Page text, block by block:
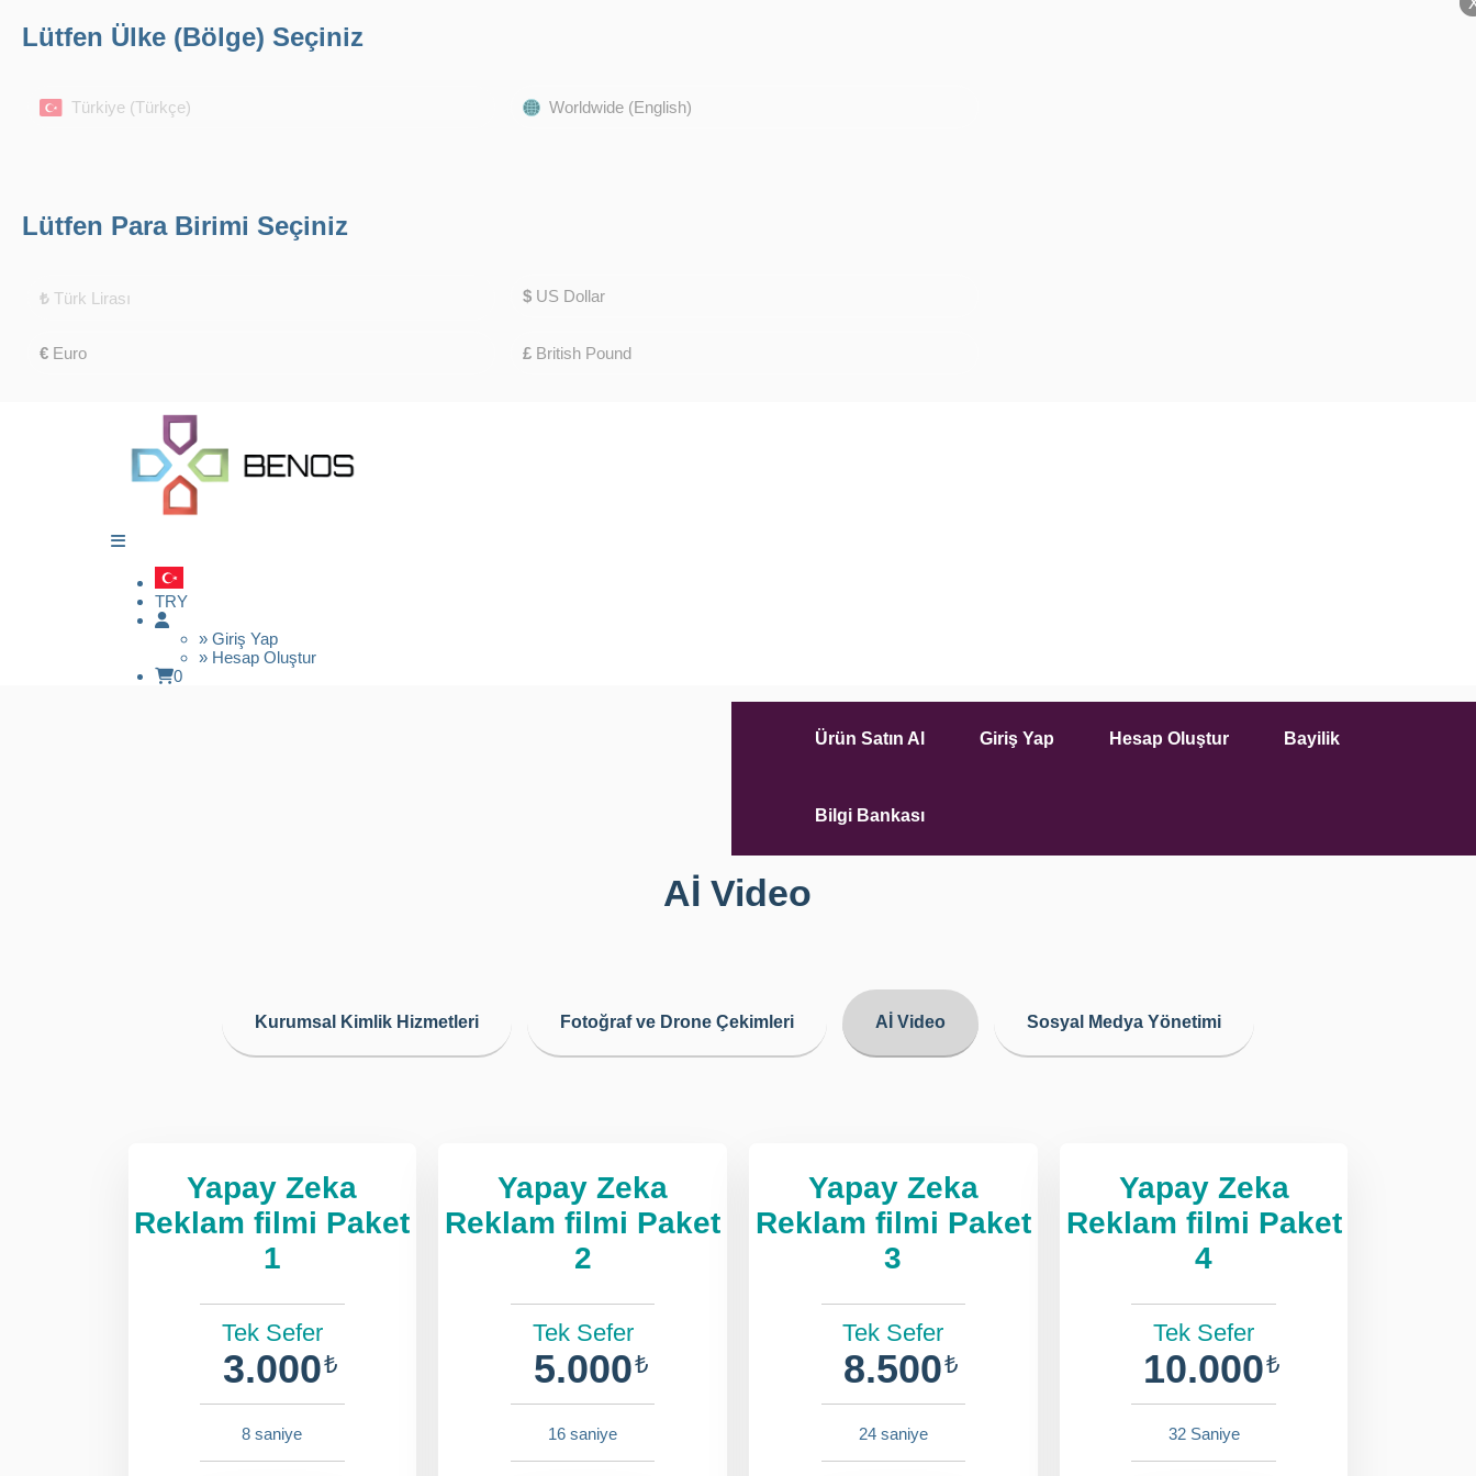
Lütfen Ülke (Bölge) Seçiniz
Türkiye (Türkçe) Worldwide (English)
Lütfen Para Birimi Seçiniz
₺ Türk Lirası $ US Dollar
€ Euro £ British Pound
TRY
» Giriş Yap
» Hesap Oluştur
0
Ürün Satın Al Giriş Yap Hesap Oluştur Bayilik
Bilgi Bankası
Aİ Video
Kurumsal Kimlik Hizmetleri Fotoğraf ve Drone Çekimleri Aİ Video Sosyal Medya Yönetimi
Yapay Zeka
Reklam filmi Paket
1
Tek Sefer
₺
3.000
8 saniye
Yapay Zeka
Reklam filmi Paket
2
Tek Sefer
₺
5.000
16 saniye
Yapay Zeka
Reklam filmi Paket
3
Tek Sefer
₺
8.500
24 saniye
Yapay Zeka
Reklam filmi Paket
4
Tek Sefer
₺
10.000
32 Saniye